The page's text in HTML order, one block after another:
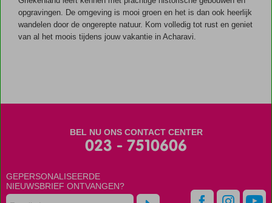
opgravingen. De omgeving is mooi groen en het is dan ook heerlijk
wandelen door de ongerepte natuur. Kom volledig tot rust en geniet
van al het moois tijdens jouw vakantie in Acharavi.
BEL NU ONS CONTACT CENTER
023 - 7510606
GEPERSONALISEERDE
NIEUWSBRIEF ONTVANGEN?